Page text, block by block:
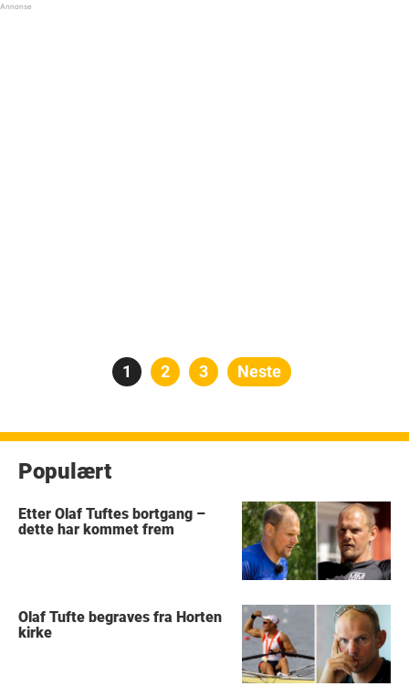
Posts
Side
1 Side
2 Side
3 Neste
Populært
Etter Olaf Tuftes bortgang –
dette har kommet frem
Olaf Tufte begraves fra Horten
kirke